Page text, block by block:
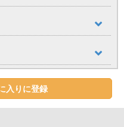
入りに登録